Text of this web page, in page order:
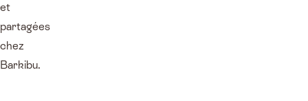
et
partagées
chez
Barkibu.